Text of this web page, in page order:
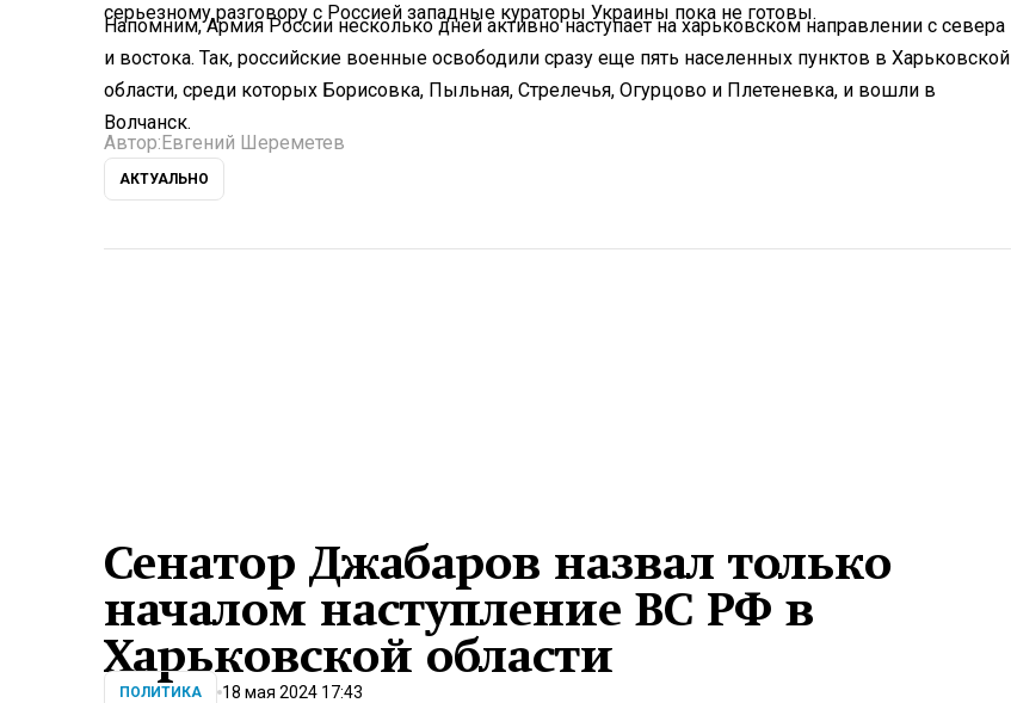
серьезному разговору с Россией западные кураторы Украины пока не готовы.
Напомним, Армия России несколько дней активно наступает на харьковском направлении с севера
и востока. Так, российские военные освободили сразу еще пять населенных пунктов в Харьковской
области, среди которых Борисовка, Пыльная, Стрелечья, Огурцово и Плетеневка, и вошли в
Волчанск.
Автор: Евгений Шереметев
АКТУАЛЬНО
Сенатор Джабаров назвал только
началом наступление ВС РФ в
Харьковской области
ПОЛИТИКА 18 мая 2024 17:43